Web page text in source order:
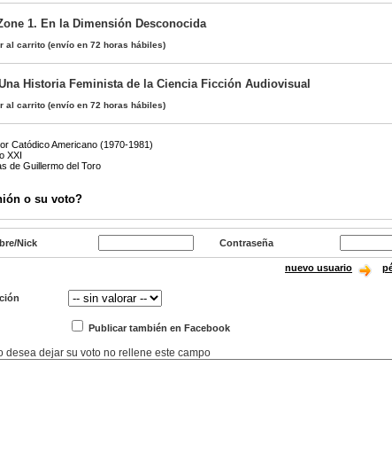
1. En la Dimensión Desconocida
al carrito (envío en 72 horas hábiles)
Historia Feminista de la Ciencia Ficción Audiovisual
al carrito (envío en 72 horas hábiles)
Catódico Americano (1970-1981)
XXI
de Guillermo del Toro
o su voto?
Nick Contraseña
nuevo usuario
Publicar también en Facebook
desea dejar su voto no rellene este campo